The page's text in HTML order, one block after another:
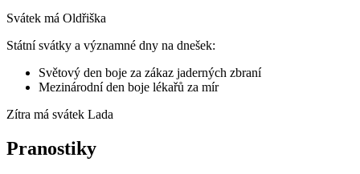
Svátek má Oldřiška
Státní svátky a významné dny na dnešek:
Světový den boje za zákaz jaderných zbraní
Mezinárodní den boje lékařů za mír
Zítra má svátek Lada
Pranostiky